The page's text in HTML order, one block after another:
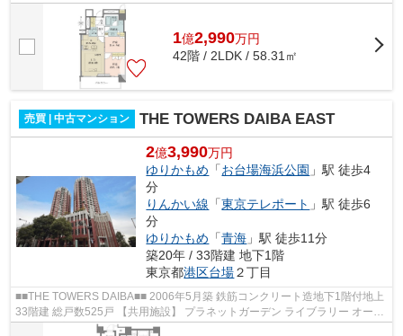
線「勝どき」駅徒歩13分 東京メトロ...
1億2,990万円
42階 / 2LDK / 58.31㎡
売買 | 中古マンション THE TOWERS DAIBA EAST
2億3,990万円
ゆりかもめ 「お台場海浜公園 」駅 徒歩4
分
りんかい線 「東京テレポート 」駅 徒歩6
分
ゆりかもめ 「青海 」駅 徒歩11分
築20年 / 33階建 地下1階
東京都港区台場２丁目
■■THE TOWERS DAIBA■■ 2006年5月築 鉄筋コンクリート造地下1階付地上
33階建 総戸数525戸 【共用施設】 プラネットガーデン ライブラリー オーケ
ーお台場店 ゲストルーム レジデンス...